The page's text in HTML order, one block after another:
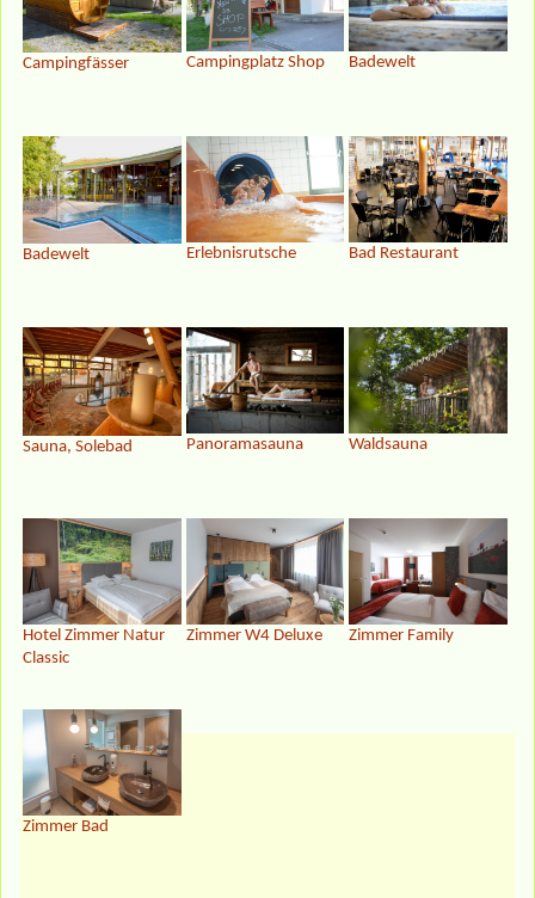
Campingfässer Campingplatz Shop Badewelt
Badewelt Erlebnisrutsche Bad Restaurant
Sauna, Solebad Panoramasauna Waldsauna
Hotel Zimmer Natur
Classic
Zimmer W4 Deluxe Zimmer Family
Zimmer Bad